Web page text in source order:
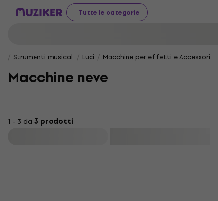
Tutte le categorie
Strumenti musicali Luci Macchine per effetti e Accessori
Macchine neve
1 - 3 da 3 prodotti